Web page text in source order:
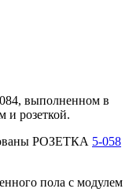
выполненном в
и розеткой.
РОЗЕТКА 5-058